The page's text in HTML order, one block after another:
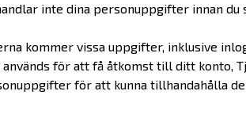
inte dina personuppgifter innan du
kommer vissa uppgifter, inklusive
används för att få åtkomst till ditt konto,
för att kunna tillhandahålla